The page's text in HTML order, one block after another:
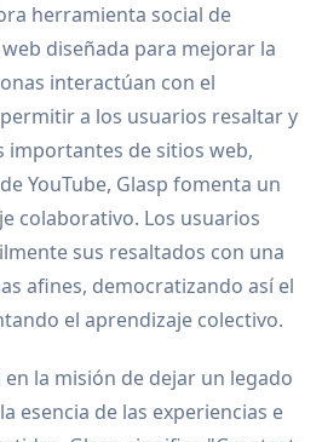
herramienta social de
diseñada para mejorar la
interactúan con el
a los usuarios resaltar y
importantes de sitios web,
YouTube, Glasp fomenta un
colaborativo. Los usuarios
sus resaltados con una
afines, democratizando así el
el aprendizaje colectivo.
la misión de dejar un legado
esencia de las experiencias e